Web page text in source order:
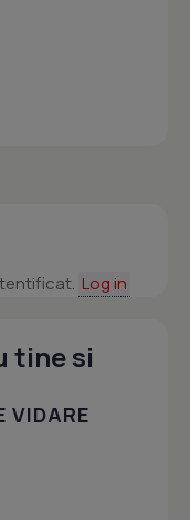
Log in
tine si
VIDARE